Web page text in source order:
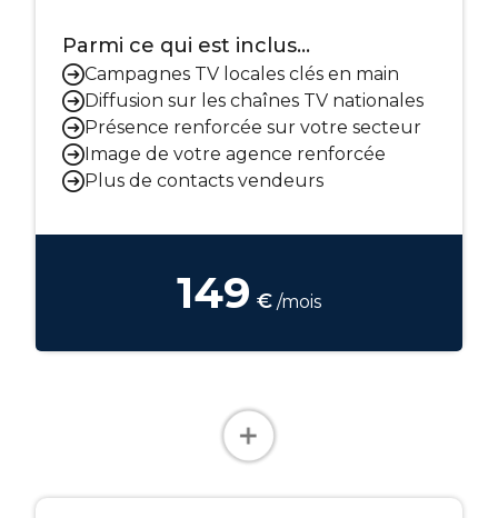
Parmi ce qui est inclus...
Campagnes TV locales clés en main
Diffusion sur les chaînes TV nationales
Présence renforcée sur votre secteur
Image de votre agence renforcée
Plus de contacts vendeurs
149 € /mois